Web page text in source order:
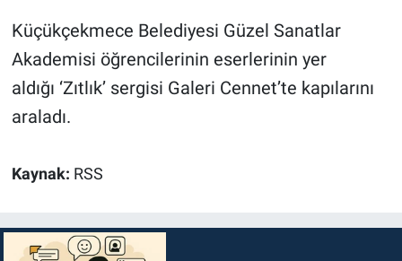
Küçükçekmece Belediyesi Güzel Sanatlar
Akademisi öğrencilerinin eserlerinin yer
aldığı ‘Zıtlık’ sergisi Galeri Cennet’te kapılarını
araladı.
Kaynak: RSS